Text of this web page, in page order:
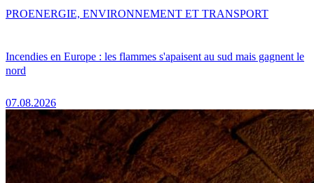
Incendies en Europe : les flammes s'apaisent au sud mais gagnent le
nord
07.08.2026
PROENERGIE, ENVIRONNEMENT ET TRANSPORT